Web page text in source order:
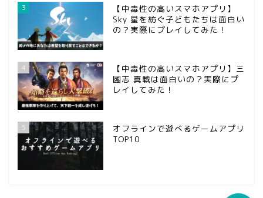
3
【中毒性の高いスマホアプリ】
Sky 星を紡ぐ子どもたちは面白い
の？実際にプレイしてみた！
4
【中毒性の高いスマホアプリ】三
國志 真戦は面白いの？実際にプ
レイしてみた！
5
オフラインで遊べるゲームアプリ
TOP10
問い合わせ